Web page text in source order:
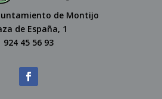
de Montijo
de España, 1
924 45 56 93